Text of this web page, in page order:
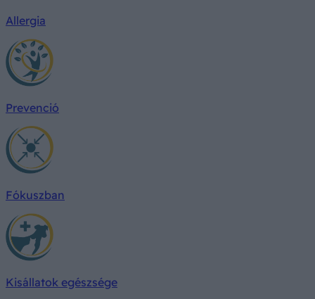
Allergia
Prevenció
Fókuszban
Kisállatok egészsége